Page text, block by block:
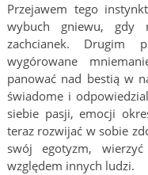
Przejawem tego
wybuch gniewu, gdy
zachcianek. Drugim
wygórowane
panować nad bestią w
świadome i
siebie pasji, emocji
teraz rozwijać w sobie
swój egotyzm,
względem innych ludzi.